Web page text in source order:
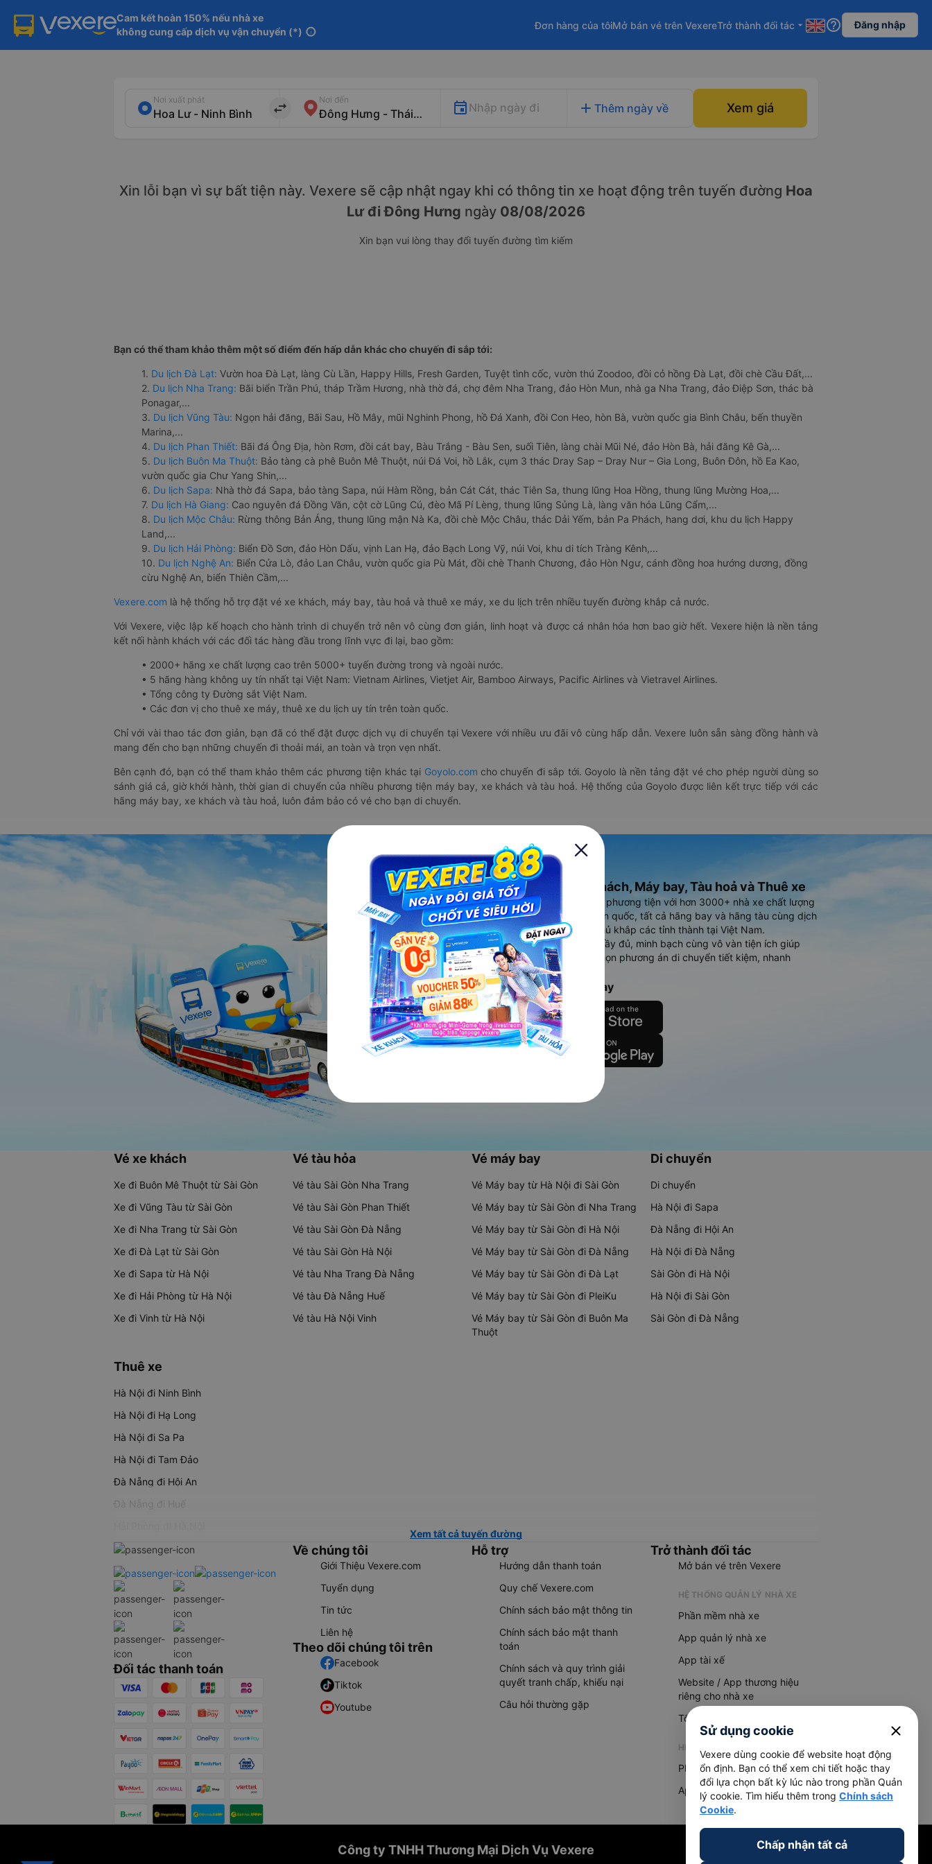
Cam kết hoàn 150% nếu nhà xe
không cung cấp dịch vụ vận chuyển (*) info
Đơn hàng của tôiMở bán vé trên VexereTrở thành đối tác arrow_drop_down help_outline Đăng nhập
Nơi xuất phát
import_export
Nơi đến
Nhập ngày đi add Thêm ngày về Xem giá
Xin lỗi bạn vì sự bất tiện này. Vexere sẽ cập nhật ngay khi có thông tin xe hoạt động trên tuyến đường Hoa
Lư đi Đông Hưng ngày 08/08/2026
Xin bạn vui lòng thay đổi tuyến đường tìm kiếm
Bạn có thể tham khảo thêm một số điểm đến hấp dẫn khác cho chuyến đi sắp tới:
1. Du lịch Đà Lạt: Vườn hoa Đà Lạt, làng Cù Lần, Happy Hills, Fresh Garden, Tuyệt tình cốc, vườn thú Zoodoo, đồi cỏ hồng Đà Lạt, đồi chè Cầu Đất,...
2. Du lịch Nha Trang: Bãi biển Trần Phú, tháp Trầm Hương, nhà thờ đá, chợ đêm Nha Trang, đảo Hòn Mun, nhà ga Nha Trang, đảo Điệp Sơn, thác bà
Ponagar,...
3. Du lịch Vũng Tàu: Ngọn hải đăng, Bãi Sau, Hồ Mây, mũi Nghinh Phong, hồ Đá Xanh, đồi Con Heo, hòn Bà, vườn quốc gia Bình Châu, bến thuyền
Marina,...
4. Du lịch Phan Thiết: Bãi đá Ông Địa, hòn Rơm, đồi cát bay, Bàu Trắng - Bàu Sen, suối Tiên, làng chài Mũi Né, đảo Hòn Bà, hải đăng Kê Gà,...
5. Du lịch Buôn Ma Thuột: Bảo tàng cà phê Buôn Mê Thuột, núi Đá Voi, hồ Lắk, cụm 3 thác Dray Sap – Dray Nur – Gia Long, Buôn Đôn, hồ Ea Kao,
vườn quốc gia Chư Yang Shin,...
6. Du lịch Sapa: Nhà thờ đá Sapa, bảo tàng Sapa, núi Hàm Rồng, bản Cát Cát, thác Tiên Sa, thung lũng Hoa Hồng, thung lũng Mường Hoa,...
7. Du lịch Hà Giang: Cao nguyên đá Đồng Văn, cột cờ Lũng Cú, đèo Mã Pí Lèng, thung lũng Sủng Là, làng văn hóa Lũng Cẩm,...
8. Du lịch Mộc Châu: Rừng thông Bản Áng, thung lũng mận Nà Ka, đồi chè Mộc Châu, thác Dải Yếm, bản Pa Phách, hang dơi, khu du lịch Happy
Land,...
9. Du lịch Hải Phòng: Biển Đồ Sơn, đảo Hòn Dấu, vịnh Lan Hạ, đảo Bạch Long Vỹ, núi Voi, khu di tích Tràng Kênh,...
10. Du lịch Nghệ An: Biển Cửa Lò, đảo Lan Châu, vườn quốc gia Pù Mát, đồi chè Thanh Chương, đảo Hòn Ngư, cánh đồng hoa hướng dương, đồng
cừu Nghệ An, biển Thiên Cầm,...
Vexere.com là hệ thống hỗ trợ đặt vé xe khách, máy bay, tàu hoả và thuê xe máy, xe du lịch trên nhiều tuyến đường khắp cả nước.
Với Vexere, việc lập kế hoạch cho hành trình di chuyển trở nên vô cùng đơn giản, linh hoạt và được cá nhân hóa hơn bao giờ hết. Vexere hiện là nền tảng
kết nối hành khách với các đối tác hàng đầu trong lĩnh vực đi lại, bao gồm:
• 2000+ hãng xe chất lượng cao trên 5000+ tuyến đường trong và ngoài nước.
• 5 hãng hàng không uy tín nhất tại Việt Nam: Vietnam Airlines, Vietjet Air, Bamboo Airways, Pacific Airlines và Vietravel Airlines.
• Tổng công ty Đường sắt Việt Nam.
• Các đơn vị cho thuê xe máy, thuê xe du lịch uy tín trên toàn quốc.
Chỉ với vài thao tác đơn giản, bạn đã có thể đặt được dịch vụ di chuyển tại Vexere với nhiều ưu đãi vô cùng hấp dẫn. Vexere luôn sẵn sàng đồng hành và
mang đến cho bạn những chuyến đi thoải mái, an toàn và trọn vẹn nhất.
Bên cạnh đó, bạn có thể tham khảo thêm các phương tiện khác tại Goyolo.com cho chuyến đi sắp tới. Goyolo là nền tảng đặt vé cho phép người dùng so
sánh giá cả, giờ khởi hành, thời gian di chuyển của nhiều phương tiện máy bay, xe khách và tàu hoả. Hệ thống của Goyolo được liên kết trực tiếp với các
hãng máy bay, xe khách và tàu hoả, luôn đảm bảo có vé cho bạn di chuyển.
Ứng dụng đặt vé Xe khách, Máy bay, Tàu hoả và Thuê xe
Vexere - ứng dụng đặt vé đa phương tiện với hơn 3000+ nhà xe chất lượng
cao, 5000+ tuyến đường toàn quốc, tất cả hãng bay và hãng tàu cùng dịch
vụ thuê xe máy, xe du lịch phủ khắp các tỉnh thành tại Việt Nam.
Ứng dụng hiển thị thông tin đầy đủ, minh bạch cùng vô vàn tiện ích giúp
người dùng so sánh và lựa chọn phương án di chuyển tiết kiệm, nhanh
chóng và phù hợp nhất.
Tải ứng dụng Vexere ngay
Vé xe khách
Xe đi Buôn Mê Thuột từ Sài Gòn
Xe đi Vũng Tàu từ Sài Gòn
Xe đi Nha Trang từ Sài Gòn
Xe đi Đà Lạt từ Sài Gòn
Xe đi Sapa từ Hà Nội
Xe đi Hải Phòng từ Hà Nội
Xe đi Vinh từ Hà Nội
Vé tàu hỏa
Vé tàu Sài Gòn Nha Trang
Vé tàu Sài Gòn Phan Thiết
Vé tàu Sài Gòn Đà Nẵng
Vé tàu Sài Gòn Hà Nội
Vé tàu Nha Trang Đà Nẵng
Vé tàu Đà Nẵng Huế
Vé tàu Hà Nội Vinh
Vé máy bay
Vé Máy bay từ Hà Nội đi Sài Gòn
Vé Máy bay từ Sài Gòn đi Nha Trang
Vé Máy bay từ Sài Gòn đi Hà Nội
Vé Máy bay từ Sài Gòn đi Đà Nẵng
Vé Máy bay từ Sài Gòn đi Đà Lạt
Vé Máy bay từ Sài Gòn đi PleiKu
Vé Máy bay từ Sài Gòn đi Buôn Ma
Thuột
Di chuyển
Di chuyển
Hà Nội đi Sapa
Đà Nẵng đi Hội An
Hà Nội đi Đà Nẵng
Sài Gòn đi Hà Nội
Hà Nội đi Sài Gòn
Sài Gòn đi Đà Nẵng
Thuê xe
Hà Nội đi Ninh Bình
Hà Nội đi Hạ Long
Hà Nội đi Sa Pa
Hà Nội đi Tam Đảo
Đà Nẵng đi Hội An
Đà Nẵng đi Huế
Xem tất cả tuyến đường
Đối tác thanh toán
Về chúng tôi
Giới Thiệu Vexere.com
Tuyển dụng
Tin tức
Liên hệ
Theo dõi chúng tôi trên
Facebook
Tiktok
Youtube
Hỗ trợ
Hướng dẫn thanh toán
Quy chế Vexere.com
Chính sách bảo mật thông tin
Chính sách bảo mật thanh
toán
Chính sách và quy trình giải
quyết tranh chấp, khiếu nại
Câu hỏi thường gặp
Trở thành đối tác
Mở bán vé trên Vexere
HỆ THỐNG QUẢN LÝ NHÀ XE
Phần mềm nhà xe
App quản lý nhà xe
App tài xế
Website / App thương hiệu
riêng cho nhà xe
Tổng đài AI
HỆ THỐNG QUẢN LÝ HÀNG HOÁ
Phần mềm quản lý hàng hoá
App quản lý hàng hoá
Công ty TNHH Thương Mại Dịch Vụ Vexere
Sử dụng cookie close
Vexere dùng cookie để website hoạt động
ổn định. Bạn có thể xem chi tiết hoặc thay
đổi lựa chọn bất kỳ lúc nào trong phần Quản
lý cookie. Tìm hiểu thêm trong Chính sách
Cookie.
Chấp nhận tất cả